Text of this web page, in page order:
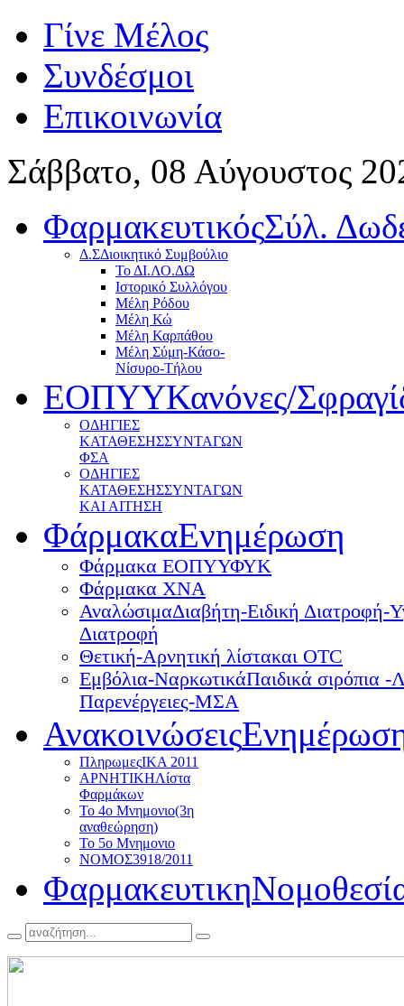
Γίνε Μέλος
Συνδέσμοι
Επικοινωνία
Σάββατο, 08 Αύγουστος
ΦαρμακευτικόςΣύλ.
Δ.ΣΔιοικητικό Συμβούλιο
Το ΔΙ.ΛΟ.ΔΩ
Ιστορικό Συλλόγου
Μέλη Ρόδου
Μέλη Κώ
Μέλη Καρπάθου
Μέλη Σύμη-Κάσο-
Νίσυρο-Τήλου
ΕΟΠΥΥΚανόνες/
ΟΔΗΓΙΕΣ
ΚΑΤΑΘΕΣΗΣΣΥΝΤΑΓΩΝ
ΦΣΑ
ΟΔΗΓΙΕΣ
ΚΑΤΑΘΕΣΗΣΣΥΝΤΑΓΩΝ
ΚΑΙ ΑΙΤΗΣH
ΦάρμακαΕνημέρωση
Φάρμακα ΕΟΠΥΥΦΥΚ
Φάρμακα ΧΝΑ
ΑναλώσιμαΔιαβήτη-Ειδική Διατροφή-
Διατροφή
Θετική-Αρνητική λίστακαι OTC
Εμβόλια-ΝαρκωτικάΠαιδικά σιρόπια -
Παρενέργειες-ΜΣΑ
Ανακοινώσεις
ΠληρωμεςΙΚΑ 2011
ΑΡΝΗΤΙΚΗΛίστα
Φαρμάκων
Το 4ο Μνημoνιο(3η
αναθεώρηση)
Το 5ο Μνημoνιο
ΝΟΜΟΣ3918/2011
Φαρμακευτικη